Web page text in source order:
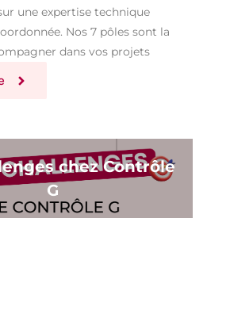
une expertise technique
Nos 7 pôles sont la
dans vos projets
chez Contrôle
G